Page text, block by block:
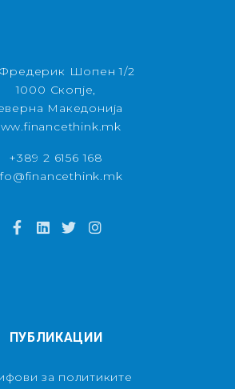
Шопен 1/2
1000 Скопје,
Македонија
+389 2 6156 168
ПУБЛИКАЦИИ
за политиките